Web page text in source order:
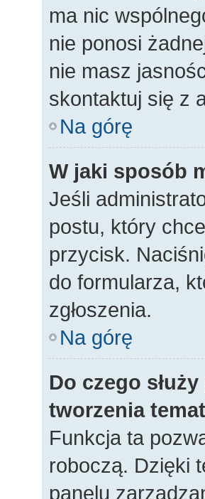
ma nic
nie ponosi
nie masz
skontaktuj się z
Na górę
W jaki sposób
Jeśli
postu, który
przycisk.
do formularza,
zgłoszenia.
Na górę
Do czego
tworzenia
Funkcja ta
roboczą. Dzięki
panelu